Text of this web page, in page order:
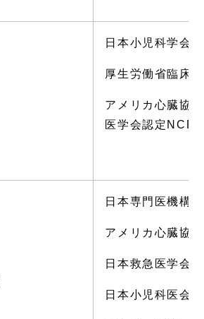
日本小児科学会
厚生労働省臨床
アメリカ心臓協
医学会認定
日本専門医機構
アメリカ心臓協
日本救急医学会
日本小児科医会